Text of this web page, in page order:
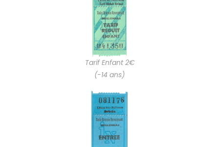
Tarif Enfant 2€
(-14 ans)